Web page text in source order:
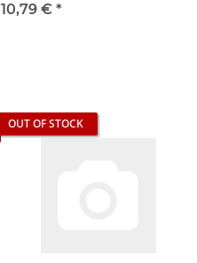
10,79 € *
OUT OF STOCK